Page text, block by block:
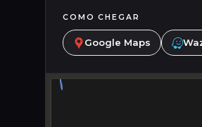
COMO CHEGAR
Google Maps